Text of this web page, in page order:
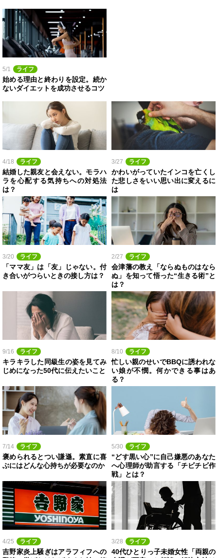
5/1 ライフ
始める理由と終わりを設定。続か
ないダイエットを成功させるコツ
4/18 ライフ
結婚した親友と会えない。モラハ
ラを心配する気持ちへの対処法
は？
3/27 ライフ
かわいがっていたインコを亡くし
た悲しさをいい思い出に変えるに
は
3/20 ライフ
「ママ友」は「友」じゃない。付
き合いがつらいときの接し方は？
2/27 ライフ
会津藩の教え「ならぬものはなら
ぬ」を知って悟った“生きる術”と
は？
9/16 ライフ
キラキラした同級生の姿を見てみ
じめになった50代に伝えたいこと
8/10 ライフ
忙しい親のせいでBBQに誘われな
い娘が不憫。何かできる事はあ
る？
7/14 ライフ
褒められるとつい謙遜。素直に喜
ぶにはどんな心持ちが必要なのか
5/30 ライフ
“どす黒い心”に自己嫌悪のあなた
へ心理師が助言する「チビチビ作
戦」とは？
4/25 ライフ
吉野家炎上騒ぎはアラフィフへの
3/28 ライフ
40代ひとりっ子未婚女性「両親の